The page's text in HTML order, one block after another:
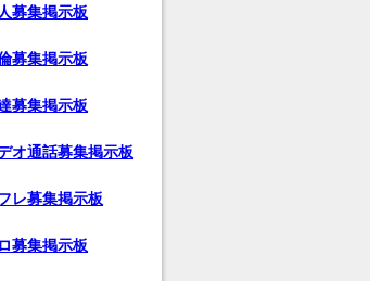
募集掲示板
募集掲示板
募集掲示板
オ通話募集掲示板
レ募集掲示板
募集掲示板